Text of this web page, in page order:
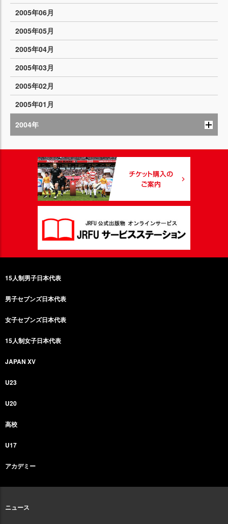
2005年06月
2005年05月
2005年04月
2005年03月
2005年02月
2005年01月
2004年
15人制男子日本代表
男子セブンズ日本代表
女子セブンズ日本代表
15人制女子日本代表
JAPAN XV
U23
U20
高校
U17
アカデミー
ニュース